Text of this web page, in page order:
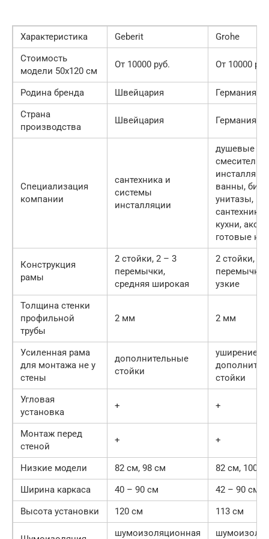
Характеристика Geberit
Grohe
Стоимость
модели 50х120 см
От 10000 руб. От 10000
Родина бренда Швейцария
Германия
Страна
производства
Швейцария Германия
Специализация
компании
сантехника и
системы
инсталляции
душевые
смесители,
ванны,
унитазы,
сантехника
кухни,
готовые
Конструкция
рамы
2 стойки, 2 – 3
перемычки,
средняя широкая
2 стойки, 3
перемычки,
узкие
Толщина стенки
профильной
трубы
2 мм 2 мм
Усиленная рама
для монтажа не у
стены
дополнительные
стойки
уширение
стойки
Угловая
установка
+ +
Монтаж перед
стеной
+ +
Низкие модели 82 см, 98 см
82 см, 100
Ширина каркаса
40 – 90 см
42 – 90 см
Высота установки
120 см 113 см
шумоизоляционная